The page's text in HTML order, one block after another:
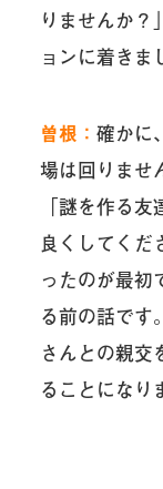
りませんか？
ョンに着きま
曽根： 確かに
場は回りませ
「謎を作る
良くしてくだ
ったのが最初
る前の話です
さんとの親交
ることになり